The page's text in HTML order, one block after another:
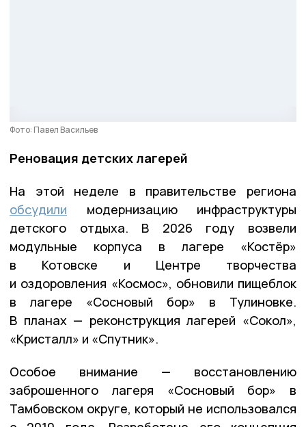
Фото: Павел Васильев
Реновация детских лагерей
На этой неделе в правительстве региона
обсудили модернизацию инфраструктуры
детского отдыха. В 2026 году возвели
модульные корпуса в лагере «Костёр»
в Котовске и Центре творчества
и оздоровления «Космос», обновили пищеблок
в лагере «Сосновый бор» в Тулиновке.
В планах — реконструкция лагерей «Сокол»,
«Кристалл» и «Спутник».
Особое внимание — восстановлению
заброшенного лагеря «Сосновый бор» в
Тамбовском округе, который не использовался